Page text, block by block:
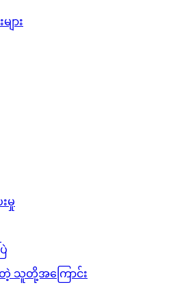
ား
မှု
သူတို့အကြောင်း